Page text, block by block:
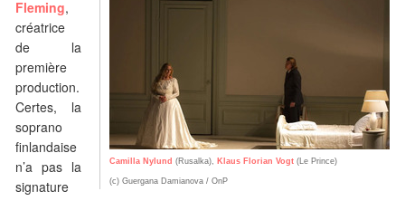
Camilla Nylund (Rusalka), Klaus Florian Vogt (Le Prince)
(c) Guergana Damianova / OnP
Fleming,
créatrice
de la
première
production.
Certes, la
soprano
finlandaise
n’a pas la
signature